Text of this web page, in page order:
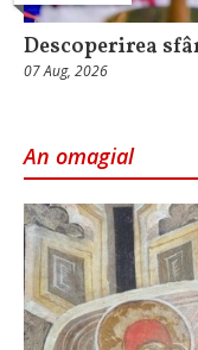
Descoperirea
07 Aug, 2026
An omagial